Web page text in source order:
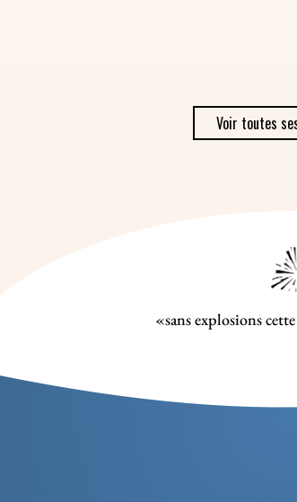
Voir toutes
«sans explosions
Robert